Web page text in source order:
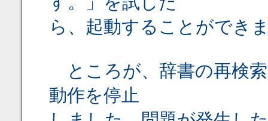
ら、起動することができ
ところが、辞書の再検
動作を停止